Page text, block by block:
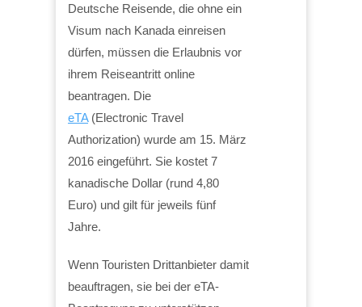
Deutsche Reisende, die ohne ein
Visum nach Kanada einreisen
dürfen, müssen die Erlaubnis vor
ihrem Reiseantritt online
beantragen. Die
eTA(Electronic Travel
Authorization) wurde am 15. März
2016 eingeführt. Sie kostet 7
kanadische Dollar (rund 4,80
Euro) und gilt für jeweils fünf
Jahre.
Wenn Touristen Drittanbieter damit
beauftragen, sie bei der eTA-